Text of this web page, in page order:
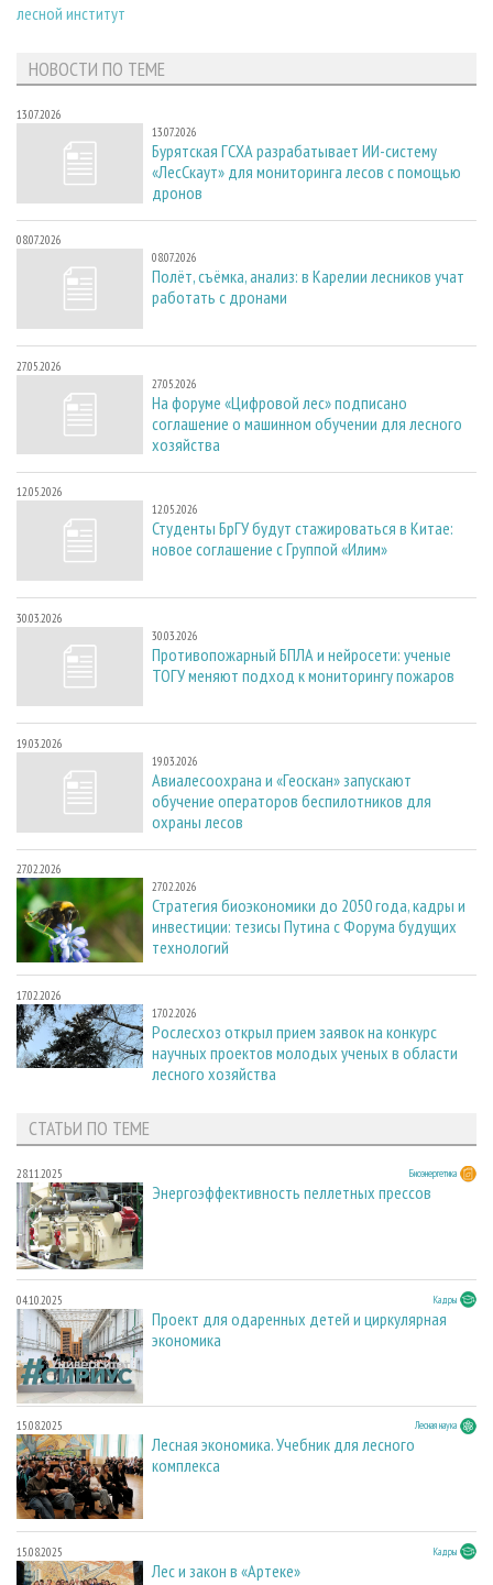
лесной институт
НОВОСТИ ПО ТЕМЕ
13.07.2026
13.07.2026
Бурятская ГСХА разрабатывает ИИ-систему
«ЛесСкаут» для мониторинга лесов с помощью
дронов
08.07.2026
08.07.2026
Полёт, съёмка, анализ: в Карелии лесников учат
работать с дронами
27.05.2026
27.05.2026
На форуме «Цифровой лес» подписано
соглашение о машинном обучении для лесного
хозяйства
12.05.2026
12.05.2026
Студенты БрГУ будут стажироваться в Китае:
новое соглашение с Группой «Илим»
30.03.2026
30.03.2026
Противопожарный БПЛА и нейросети: ученые
ТОГУ меняют подход к мониторингу пожаров
19.03.2026
19.03.2026
Авиалесоохрана и «Геоскан» запускают
обучение операторов беспилотников для
охраны лесов
27.02.2026
27.02.2026
Стратегия биоэкономики до 2050 года, кадры и
инвестиции: тезисы Путина с Форума будущих
технологий
17.02.2026
17.02.2026
Рослесхоз открыл прием заявок на конкурс
научных проектов молодых ученых в области
лесного хозяйства
СТАТЬИ ПО ТЕМЕ
28.11.2025 Биоэнергетика
Энергоэффективность пеллетных прессов
04.10.2025 Кадры
Проект для одаренных детей и циркулярная
экономика
15.08.2025 Лесная наука
Лесная экономика. Учебник для лесного
комплекса
15.08.2025 Кадры
Лес и закон в «Артеке»